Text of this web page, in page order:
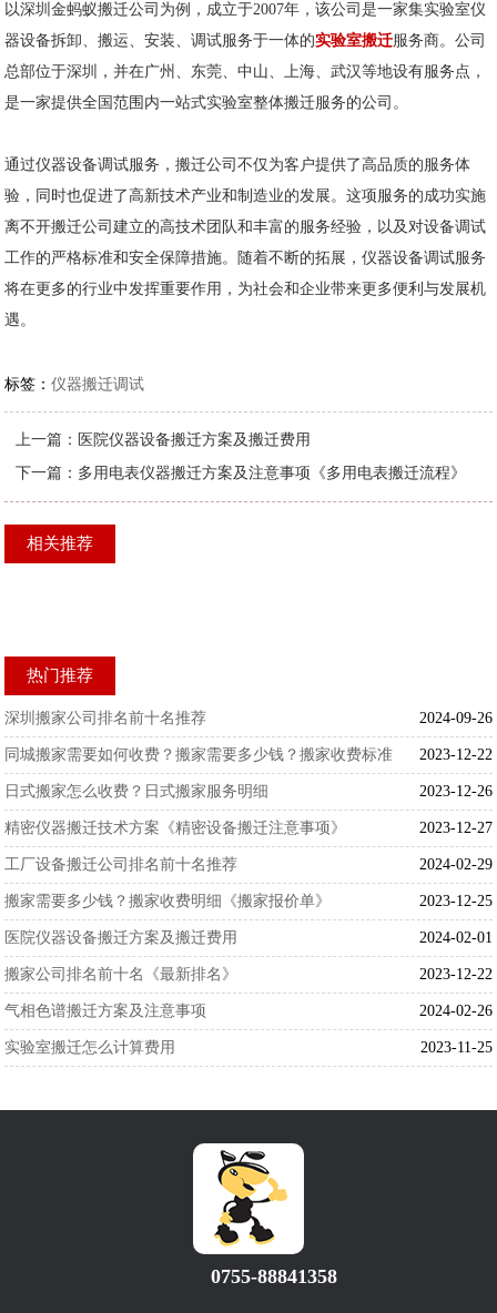
以深圳金蚂蚁搬迁公司为例，成立于2007年，该公司是一家集实验室仪
器设备拆卸、搬运、安装、调试服务于一体的实验室搬迁服务商。公司
总部位于深圳，并在广州、东莞、中山、上海、武汉等地设有服务点，
是一家提供全国范围内一站式实验室整体搬迁服务的公司。
通过仪器设备调试服务，搬迁公司不仅为客户提供了高品质的服务体
验，同时也促进了高新技术产业和制造业的发展。这项服务的成功实施
离不开搬迁公司建立的高技术团队和丰富的服务经验，以及对设备调试
工作的严格标准和安全保障措施。随着不断的拓展，仪器设备调试服务
将在更多的行业中发挥重要作用，为社会和企业带来更多便利与发展机
遇。
标签：仪器搬迁调试
上一篇： 医院仪器设备搬迁方案及搬迁费用
下一篇： 多用电表仪器搬迁方案及注意事项《多用电表搬迁流程》
相关推荐
热门推荐
2024-09-26
深圳搬家公司排名前十名推荐
2023-12-22
同城搬家需要如何收费？搬家需要多少钱？搬家收费标准
2023-12-26
日式搬家怎么收费？日式搬家服务明细
2023-12-27
精密仪器搬迁技术方案《精密设备搬迁注意事项》
2024-02-29
工厂设备搬迁公司排名前十名推荐
2023-12-25
搬家需要多少钱？搬家收费明细《搬家报价单》
2024-02-01
医院仪器设备搬迁方案及搬迁费用
2023-12-22
搬家公司排名前十名《最新排名》
2024-02-26
气相色谱搬迁方案及注意事项
2023-11-25
实验室搬迁怎么计算费用
0755-88841358